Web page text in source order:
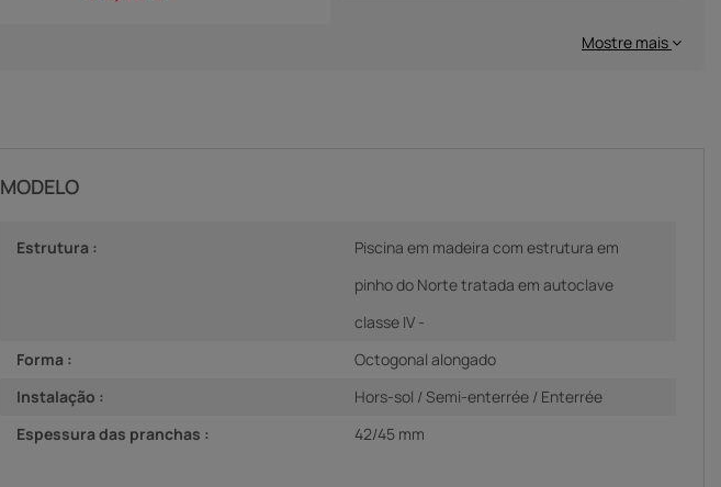
Mostre mais
MODELO
Estrutura :
Piscina em madeira com estrutura em
pinho do Norte tratada em autoclave
classe IV -
Forma :
Octogonal alongado
Instalação :
Hors-sol / Semi-enterrée / Enterrée
Espessura das pranchas :
42/45 mm